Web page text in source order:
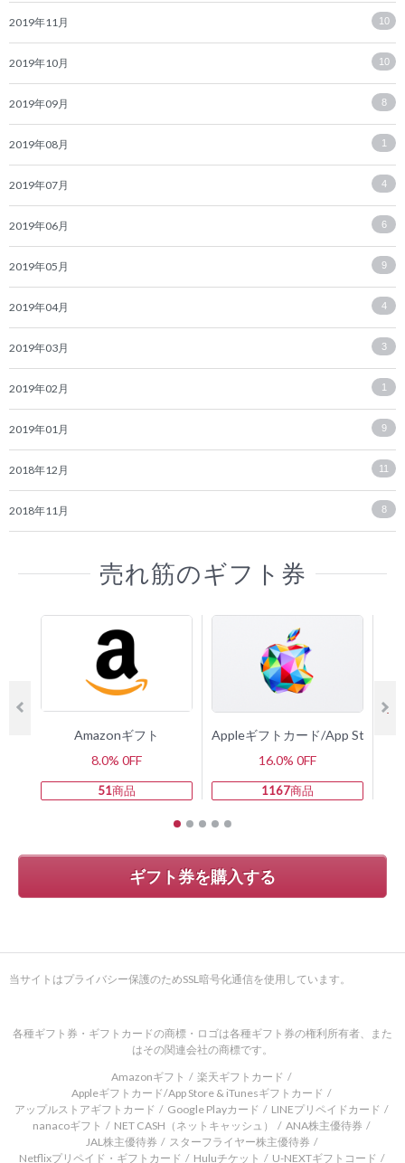
2019年11月 10
2019年10月 10
2019年09月 8
2019年08月 1
2019年07月 4
2019年06月 6
2019年05月 9
2019年04月 4
2019年03月 3
2019年02月 1
2019年01月 9
2018年12月 11
2018年11月 8
売れ筋のギフト券
Amazonギフト
8.0% 0FF
51商品
Appleギフトカード/App Store &
16.0% 0FF
1167商品
ギフト券を購入する
当サイトはプライバシー保護のためSSL暗号化通信を使用しています。
各種ギフト券・ギフトカードの商標・ロゴは各種ギフト券の権利所有者、また
はその関連会社の商標です。
Amazonギフト
楽天ギフトカード
Appleギフトカード/App Store & iTunesギフトカード
アップルストアギフトカード
Google Playカード
LINEプリペイドカード
nanacoギフト
NET CASH（ネットキャッシュ）
ANA株主優待券
JAL株主優待券
スターフライヤー株主優待券
Netflixプリペイド・ギフトカード
Huluチケット U-NEXTギフトコード